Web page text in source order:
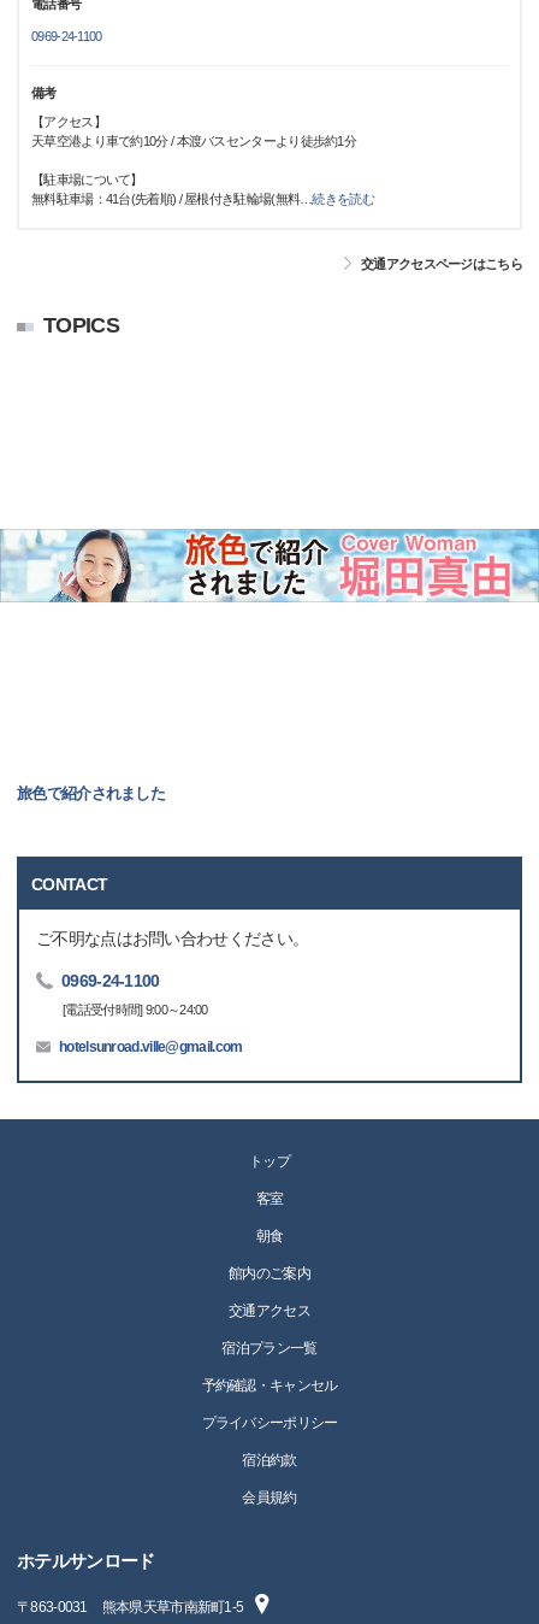
電話番号
0969-24-1100
備考
【アクセス】
天草空港より車で約10分 / 本渡バスセンターより徒歩約1分
【駐車場について】
無料駐車場：41台(先着順) / 屋根付き駐輪場(無料…続きを読む
交通アクセスページはこちら
TOPICS
旅色で紹介されました
CONTACT
ご不明な点はお問い合わせください。
0969-24-1100
[電話受付時間] 9:00～24:00
hotelsunroad.ville@gmail.com
トップ
客室
朝食
館内のご案内
交通アクセス
宿泊プラン一覧
予約確認・キャンセル
プライバシーポリシー
宿泊約款
会員規約
ホテルサンロード
〒863-0031 熊本県天草市南新町1-5